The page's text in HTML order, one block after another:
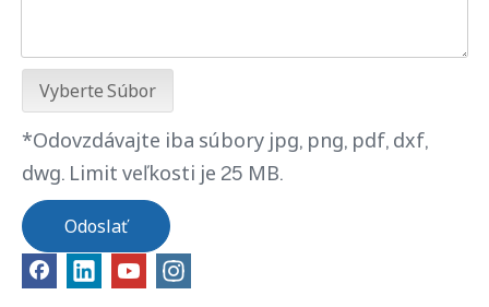
Vyberte Súbor
*Odovzdávajte iba súbory jpg, png, pdf, dxf,
dwg. Limit veľkosti je 25 MB.
Odoslať